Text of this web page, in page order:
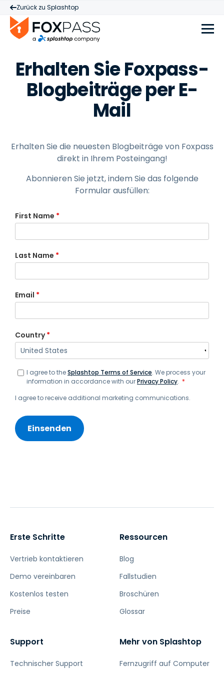
Zurück zu Splashtop
Erhalten Sie Foxpass-
Blogbeiträge per E-
Mail
Erhalten Sie die neuesten Blogbeiträge von Foxpass
direkt in Ihrem Posteingang!
Abonnieren Sie jetzt, indem Sie das folgende
Formular ausfüllen:
First Name *
Last Name *
Email *
Country *
I agree to theSplashtop Terms of Service. We process your
information in accordance with ourPrivacy Policy. *
I agree to receive additional marketing communications.
Erste Schritte
Vertrieb kontaktieren
Demo vereinbaren
Kostenlos testen
Preise
Ressourcen
Blog
Fallstudien
Broschüren
Glossar
Support
Technischer Support
Mehr von Splashtop
Fernzugriff auf Computer